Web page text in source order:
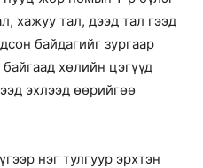
хажуу тал, дээд тал гээд
байдагийг зургаар
хөлийн цэгүүд
эхлээд өөрийгөө
нэг тулгуур эрхтэн